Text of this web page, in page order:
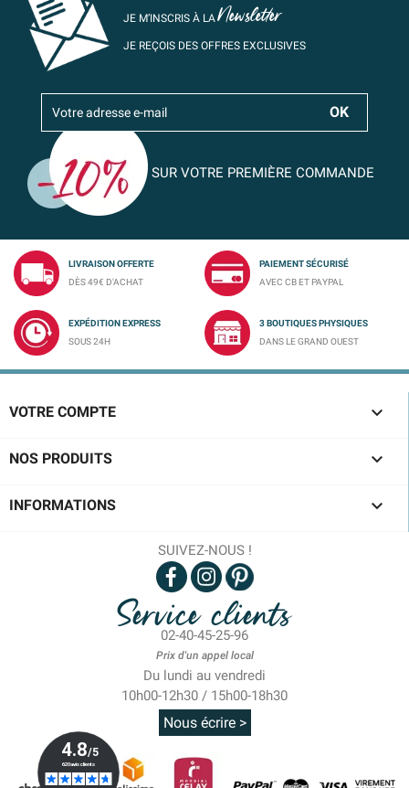
JE M’INSCRIS À LANewsletter
JE REÇOIS DES OFFRES EXCLUSIVES
SUR VOTRE PREMIÈRE COMMANDE
LIVRAISON OFFERTE
DÈS 49€ D'ACHAT
PAIEMENT SÉCURISÉ
AVEC CB ET PAYPAL
EXPÉDITION EXPRESS
SOUS 24H
3 BOUTIQUES PHYSIQUES
DANS LE GRAND OUEST
VOTRE COMPTE 
NOS PRODUITS 
INFORMATIONS 
SUIVEZ-NOUS !
Service clients
02-40-45-25-96
Prix d'un appel local
Du lundi au vendredi
10h00-12h30 / 15h00-18h30
Nous écrire >